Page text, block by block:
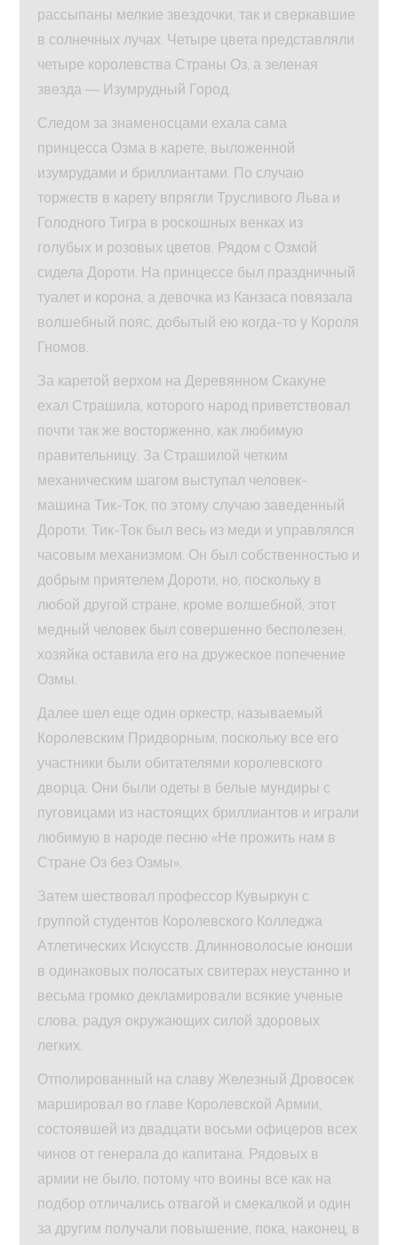
рассыпаны мелкие звездочки, так и сверкавшие
в солнечных лучах. Четыре цвета представляли
четыре королевства Страны Оз, а зеленая
звезда — Изумрудный Город.
Следом за знаменосцами ехала сама
принцесса Озма в карете, выложенной
изумрудами и бриллиантами. По случаю
торжеств в карету впрягли Трусливого Льва и
Голодного Тигра в роскошных венках из
голубых и розовых цветов. Рядом с Озмой
сидела Дороти. На принцессе был праздничный
туалет и корона, а девочка из Канзаса повязала
волшебный пояс, добытый ею когда-то у Короля
Гномов.
За каретой верхом на Деревянном Скакуне
ехал Страшила, которого народ приветствовал
почти так же восторженно, как любимую
правительницу. За Страшилой четким
механическим шагом выступал человек-
машина Тик-Ток, по этому случаю заведенный
Дороти. Тик-Ток был весь из меди и управлялся
часовым механизмом. Он был собственностью и
добрым приятелем Дороти, но, поскольку в
любой другой стране, кроме волшебной, этот
медный человек был совершенно бесполезен,
хозяйка оставила его на дружеское попечение
Озмы.
Далее шел еще один оркестр, называемый
Королевским Придворным, поскольку все его
участники были обитателями королевского
дворца. Они были одеты в белые мундиры с
пуговицами из настоящих бриллиантов и играли
любимую в народе песню «Не прожить нам в
Стране Оз без Озмы».
Затем шествовал профессор Кувыркун с
группой студентов Королевского Колледжа
Атлетических Искусств. Длинноволосые юноши
в одинаковых полосатых свитерах неустанно и
весьма громко декламировали всякие ученые
слова, радуя окружающих силой здоровых
легких.
Отполированный на славу Железный Дровосек
маршировал во главе Королевской Армии,
состоявшей из двадцати восьми офицеров всех
чинов от генерала до капитана. Рядовых в
армии не было, потому что воины все как на
подбор отличались отвагой и смекалкой и один
за другим получали повышение, пока, наконец, в